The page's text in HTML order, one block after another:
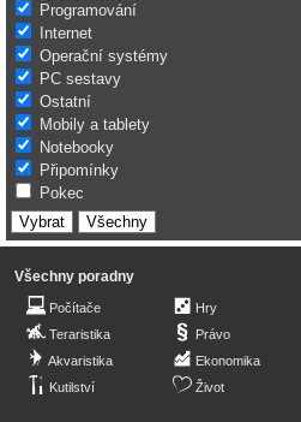
Programování
Internet
Operační systémy
PC sestavy
Ostatní
Mobily a tablety
Notebooky
Připomínky
Pokec
Všechny poradny
Počítače
Teraristika
Akvaristika
Kutilství
Hry
Právo
Ekonomika
Život